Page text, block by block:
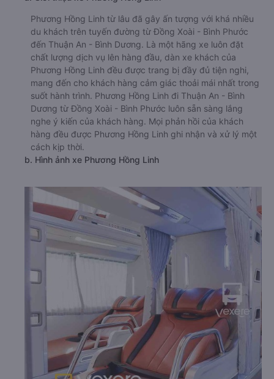
Phương Hồng Linh từ lâu đã gây ấn tượng với khá nhiều
du khách trên tuyến đường từ Đồng Xoài - Bình Phước
đến Thuận An - Bình Dương. Là một hãng xe luôn đặt
chất lượng dịch vụ lên hàng đầu, dàn xe khách của
Phương Hồng Linh đều được trang bị đầy đủ tiện nghi,
mang đến cho khách hàng cảm giác thoải mái nhất trong
suốt hành trình. Phương Hồng Linh đi Thuận An - Bình
Dương từ Đồng Xoài - Bình Phước luôn sẵn sàng lắng
nghe ý kiến của khách hàng. Mọi phản hồi của khách
hàng đều được Phương Hồng Linh ghi nhận và xử lý một
cách kịp thời.
b. Hình ảnh xe Phương Hồng Linh